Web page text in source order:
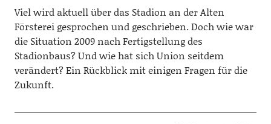
Viel wird aktuell über das Stadion an der Alten
Försterei gesprochen und geschrieben. Doch wie war
die Situation 2009 nach Fertigstellung des
Stadionbaus? Und wie hat sich Union seitdem
verändert? Ein Rückblick mit einigen Fragen für die
Zukunft.